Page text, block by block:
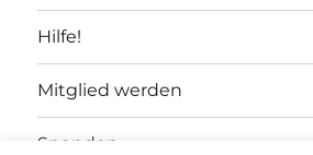
Hilfe!
Mitglied werden
Spenden